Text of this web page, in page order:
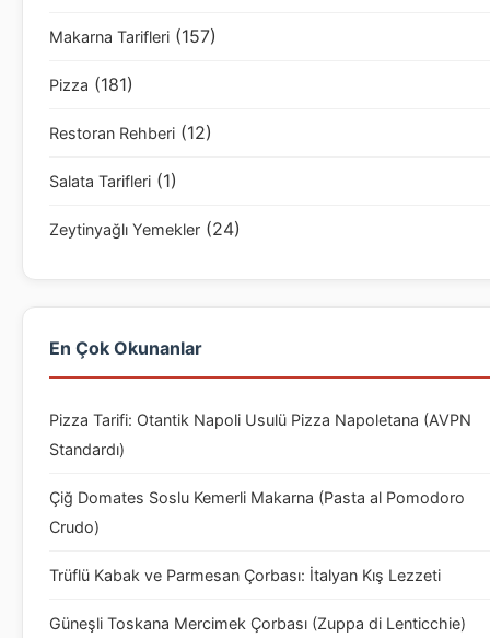
Makarna Tarifleri (157)
Pizza (181)
Restoran Rehberi (12)
Salata Tarifleri (1)
Zeytinyağlı Yemekler (24)
En Çok Okunanlar
Pizza Tarifi: Otantik Napoli Usulü Pizza Napoletana (AVPN
Standardı)
Çiğ Domates Soslu Kemerli Makarna (Pasta al Pomodoro
Crudo)
Trüflü Kabak ve Parmesan Çorbası: İtalyan Kış Lezzeti
Güneşli Toskana Mercimek Çorbası (Zuppa di Lenticchie)